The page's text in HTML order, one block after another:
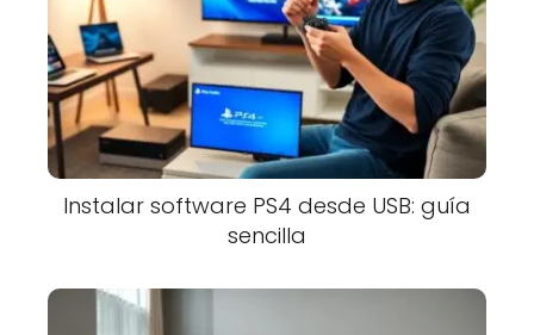
Instalar software PS4 desde USB: guía
sencilla